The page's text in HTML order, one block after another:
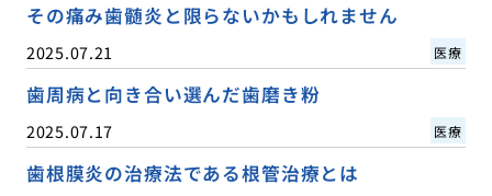
その痛み歯髄炎と限らないかもしれません
2025.07.21 医療
歯周病と向き合い選んだ歯磨き粉
2025.07.17 医療
歯根膜炎の治療法である根管治療とは